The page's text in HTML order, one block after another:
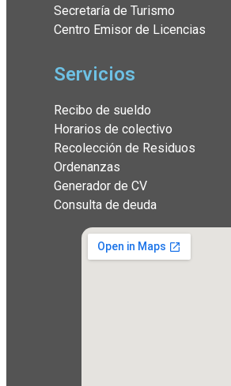
Secretaría de Turismo
Centro Emisor de Licencias
Servicios
Recibo de sueldo
Horarios de colectivo
Recolección de Residuos
Ordenanzas
Generador de CV
Consulta de deuda